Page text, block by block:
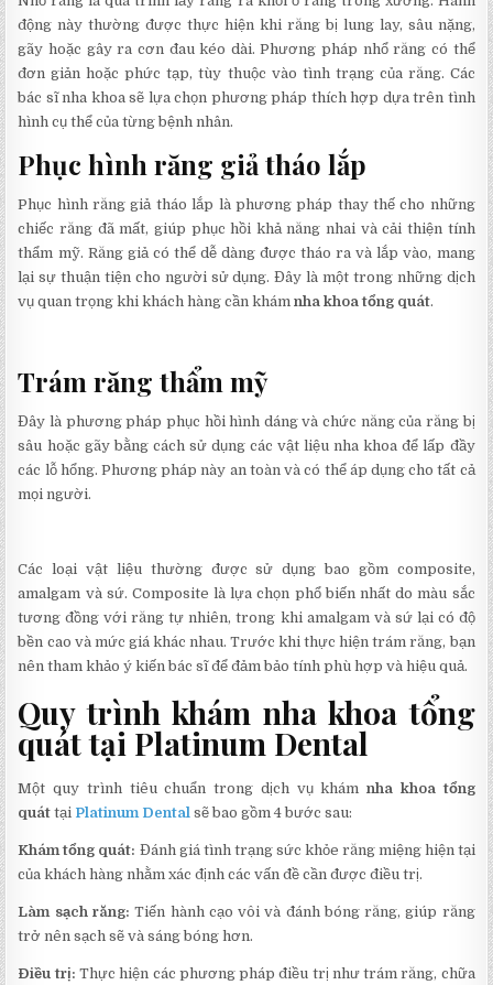
động này thường được thực hiện khi răng bị lung lay, sâu nặng,
gãy hoặc gây ra cơn đau kéo dài. Phương pháp nhổ răng có thể
đơn giản hoặc phức tạp, tùy thuộc vào tình trạng của răng. Các
bác sĩ nha khoa sẽ lựa chọn phương pháp thích hợp dựa trên tình
hình cụ thể của từng bệnh nhân.
Phục hình răng giả tháo lắp
Phục hình răng giả tháo lắp là phương pháp thay thế cho những
chiếc răng đã mất, giúp phục hồi khả năng nhai và cải thiện tính
thẩm mỹ. Răng giả có thể dễ dàng được tháo ra và lắp vào, mang
lại sự thuận tiện cho người sử dụng. Đây là một trong những dịch
vụ quan trọng khi khách hàng cần khámnha khoa tổng quát.
Trám răng thẩm mỹ
Đây là phương pháp phục hồi hình dáng và chức năng của răng bị
sâu hoặc gãy bằng cách sử dụng các vật liệu nha khoa để lấp đầy
các lỗ hổng. Phương pháp này an toàn và có thể áp dụng cho tất cả
mọi người.
Các loại vật liệu thường được sử dụng bao gồm composite,
amalgam và sứ. Composite là lựa chọn phổ biến nhất do màu sắc
tương đồng với răng tự nhiên, trong khi amalgam và sứ lại có độ
bền cao và mức giá khác nhau. Trước khi thực hiện trám răng, bạn
nên tham khảo ý kiến bác sĩ để đảm bảo tính phù hợp và hiệu quả.
Quy trình khám nha khoa tổng
quát tại Platinum Dental
Một quy trình tiêu chuẩn trong dịch vụ khámnha khoa tổng
quát tại Platinum Dental sẽ bao gồm 4 bước sau:
Khám tổng quát: Đánh giá tình trạng sức khỏe răng miệng hiện tại
của khách hàng nhằm xác định các vấn đề cần được điều trị.
Làm sạch răng: Tiến hành cạo vôi và đánh bóng răng, giúp răng
trở nên sạch sẽ và sáng bóng hơn.
Điều trị: Thực hiện các phương pháp điều trị như trám răng, chữa